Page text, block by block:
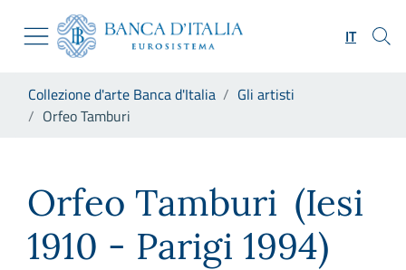
Skip to Main Content
Vai al sito istituzionale
Vai al menu di navigazione
Vai alla ricerca
Vai al footer
IT
Collezione d'arte Banca d'Italia
Gli artisti
Orfeo Tamburi
Orfeo Tamburi (Iesi
1910 - Parigi 1994)